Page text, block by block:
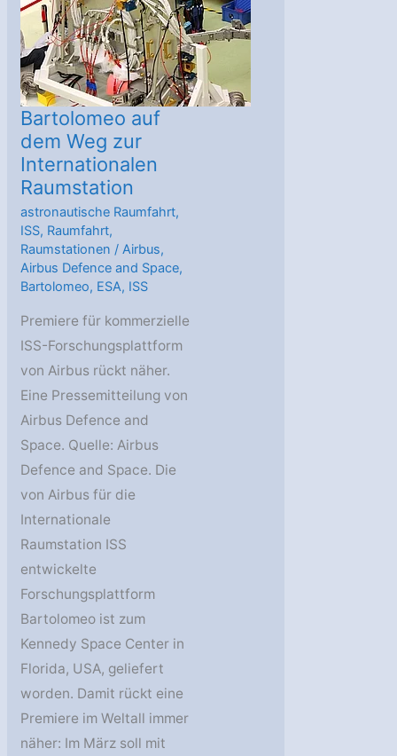
Bartolomeo auf
dem Weg zur
Internationalen
Raumstation
astronautische Raumfahrt,
ISS, Raumfahrt,
Raumstationen / Airbus,
Airbus Defence and Space,
Bartolomeo, ESA, ISS
Premiere für kommerzielle
ISS-Forschungsplattform
von Airbus rückt näher.
Eine Pressemitteilung von
Airbus Defence and
Space. Quelle: Airbus
Defence and Space. Die
von Airbus für die
Internationale
Raumstation ISS
entwickelte
Forschungsplattform
Bartolomeo ist zum
Kennedy Space Center in
Florida, USA, geliefert
worden. Damit rückt eine
Premiere im Weltall immer
näher: Im März soll mit